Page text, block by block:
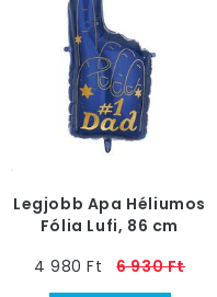
Legjobb Apa Héliumos
Fólia Lufi, 86 cm
4 980 Ft
6 930 Ft